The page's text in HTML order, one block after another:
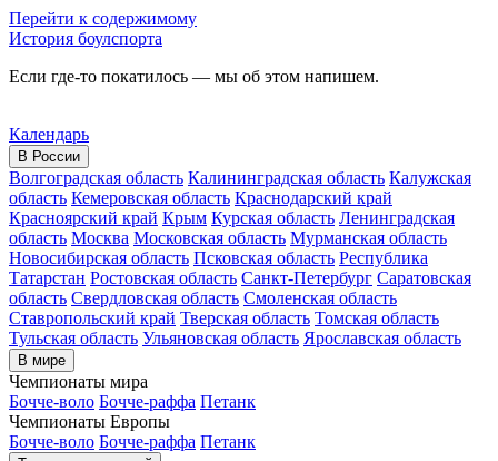
Перейти к содержимому
История боулспорта
Если где-то покатилось — мы об этом напишем.
Календарь
В России
Волгоградская область Калининградская область Калужская
область Кемеровская область Краснодарский край
Красноярский край Крым Курская область Ленинградская
область Москва Московская область Мурманская область
Новосибирская область Псковская область Республика
Татарстан Ростовская область Санкт-Петербург Саратовская
область Свердловская область Смоленская область
Ставропольский край Тверская область Томская область
Тульская область Ульяновская область Ярославская область
В мире
Чемпионаты мира
Бочче-воло Бочче-раффа Петанк
Чемпионаты Европы
Бочче-воло Бочче-раффа Петанк